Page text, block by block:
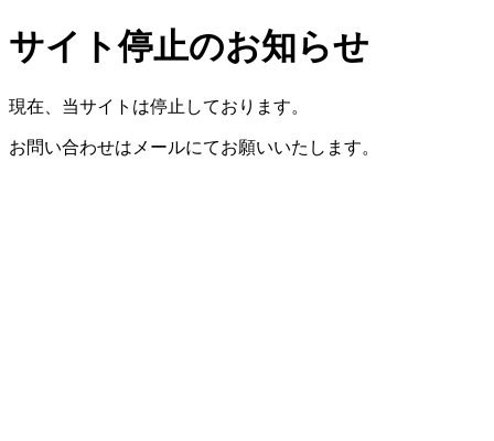
サイト停止のお知らせ
現在、当サイトは停止しております。
お問い合わせはメールにてお願いいたします。